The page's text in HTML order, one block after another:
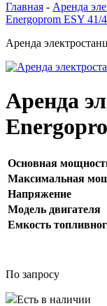
Главная - Аренда
Energoprom ESY 41/
Аренда
Аренда
Основная
Максимальная
Напряжение
Модель двигателя
Емкость
По запросу
Есть в наличии